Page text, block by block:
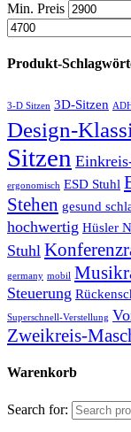
Min. Preis
Produkt-
3-D Sitzen 3D-Sitzen
Design-
Sitzen
ergonomisch ESD Stuhl
Stehen gesund
hochwertig Hüsler
Stuhl
germany mobil
Steuerung
Superschnell-Verstellung
Zweikreis-
Warenkorb
Search for: